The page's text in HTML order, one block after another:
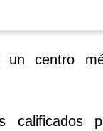
un centro
calificados